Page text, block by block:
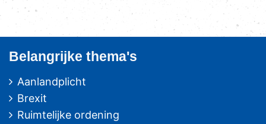
Belangrijke thema's
Aanlandplicht
Brexit
Ruimtelijke ordening